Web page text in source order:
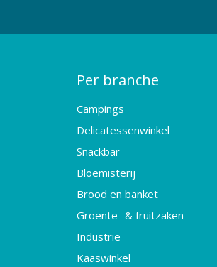
Per branche
Campings
Delicatessenwinkel
Snackbar
Bloemisterij
Brood en banket
Groente- & fruitzaken
Industrie
Kaaswinkel